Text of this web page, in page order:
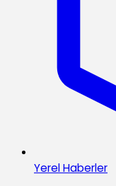
Yerel Haberler